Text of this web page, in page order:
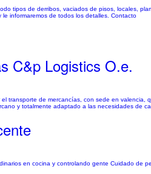
tipos de derribos, vaciados de pisos, locales,
informaremos de todos los detalles. Contacto
C&p Logistics O.e.
transporte de mercancías, con sede en
y totalmente adaptado a las necesidades de
en cocina y controlando gente Cuidado de